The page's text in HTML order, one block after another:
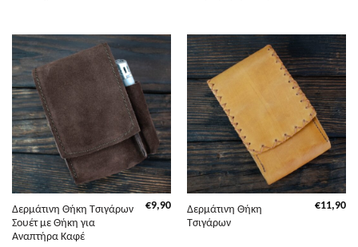
Δερμάτινη Θήκη Τσιγάρων
Σουέτ με Θήκη για
Αναπτήρα Καφέ
€9,90
Δερμάτινη Θήκη
Τσιγάρων
€11,90